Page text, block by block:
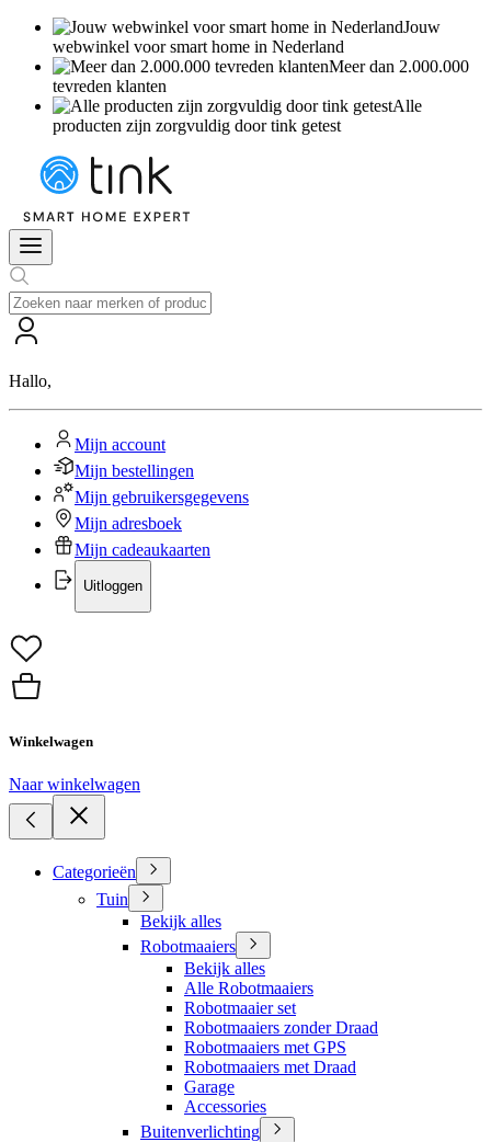
Jouw
webwinkel voor smart home in Nederland
Meer dan 2.000.000
tevreden klanten
Alle
producten zijn zorgvuldig door tink getest
Hallo,
Mijn account
Mijn bestellingen
Mijn gebruikersgegevens
Mijn adresboek
Mijn cadeaukaarten
Uitloggen
Winkelwagen
Naar winkelwagen
Categorieën
Tuin
Bekijk alles
Robotmaaiers
Bekijk alles
Alle Robotmaaiers
Robotmaaier set
Robotmaaiers zonder Draad
Robotmaaiers met GPS
Robotmaaiers met Draad
Garage
Accessories
Buitenverlichting